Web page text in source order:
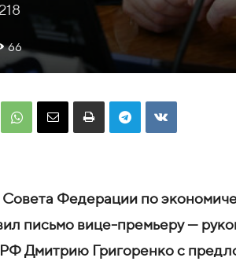
66
Совета Федерации по
письмо вице-премьеру —
РФ Дмитрию Григоренко с